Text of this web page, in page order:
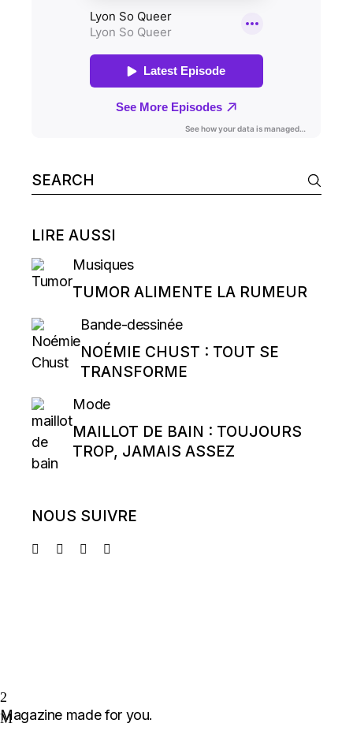
Search
for:
LIRE AUSSI
Musiques
TUMOR ALIMENTE LA RUMEUR
Bande-dessinée
NOÉMIE CHUST : TOUT SE
TRANSFORME
Mode
MAILLOT DE BAIN : TOUJOURS
TROP, JAMAIS ASSEZ
NOUS SUIVRE
Magazine made for you.